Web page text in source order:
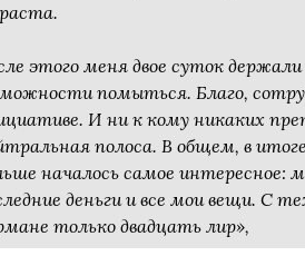
этого меня двое суток
помыться. Благо,
И ни к кому никаких
полоса. В общем, в
началось самое интересное:
деньги и все мои вещи. С
только двадцать лир»,